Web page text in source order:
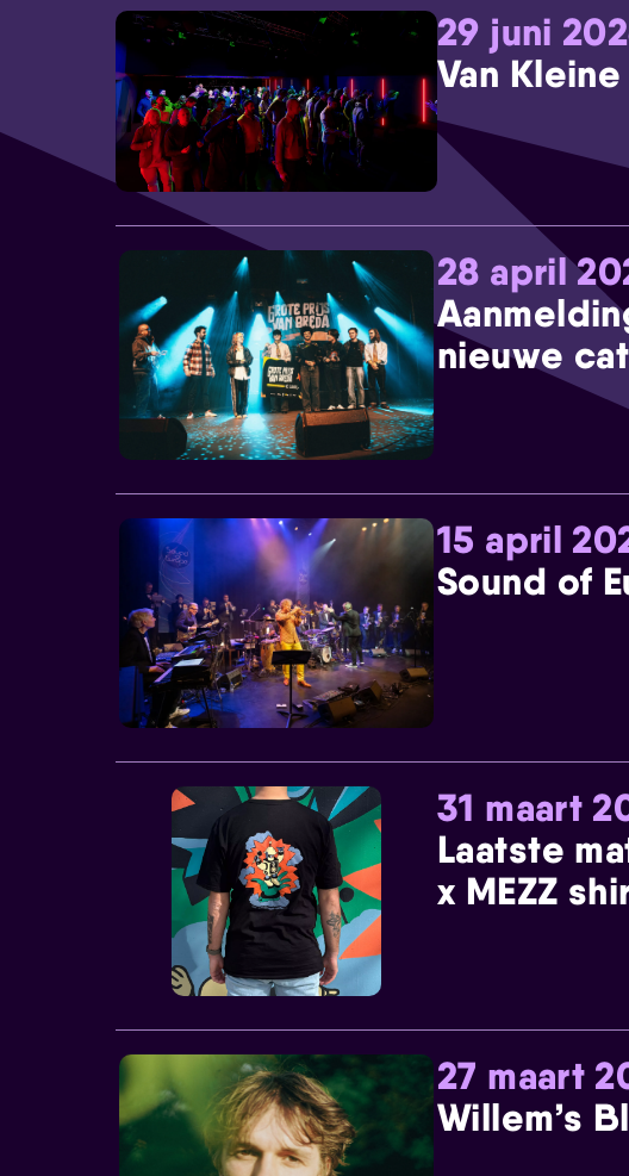
29 juni
Van Kleine
28 april
nieuwe
15 april
Sound of
31 maart
Laatste
x MEZZ
27 maart
Willem’s